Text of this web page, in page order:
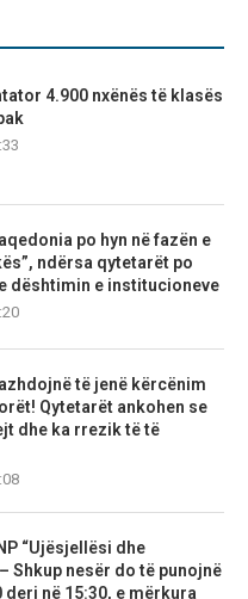
4.900 nxënës të klasës
po hyn në fazën e
ndërsa qytetarët po
dështimin e institucioneve
të jenë kërcënim
Qytetarët ankohen se
dhe ka rrezik të të
“Ujësjellësi dhe
Shkup nesër do të punojnë
deri në 15:30, e mërkura